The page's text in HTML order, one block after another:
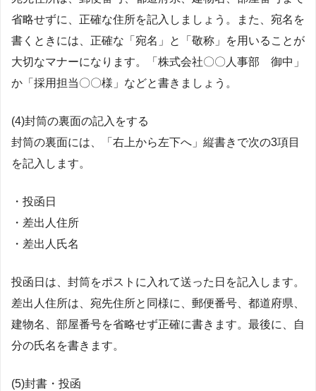
省略せずに、正確な住所を記入しましょう。また、宛名を
書くときには、正確な「宛名」と「敬称」を用いることが
大切なマナーになります。「株式会社〇〇人事部 御中」
か「採用担当〇〇様」などと書きましょう。
(4)封筒の裏面の記入をする
封筒の裏面には、「右上から左下へ」縦書きで次の3項目
を記入します。
・投函日
・差出人住所
・差出人氏名
投函日は、封筒をポストに入れて送った日を記入します。
差出人住所は、宛先住所と同様に、郵便番号、都道府県、
建物名、部屋番号を省略せず正確に書きます。最後に、自
分の氏名を書きます。
(5)封書・投函